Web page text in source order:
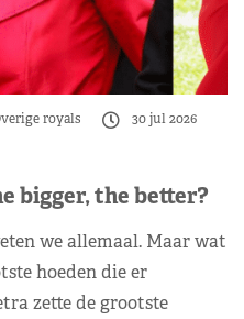
royals
30 jul 2026
bigger, the better?
we allemaal. Maar wat
hoeden die er
zette de grootste